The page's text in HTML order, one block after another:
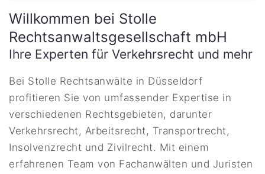
Willkommen bei Stolle
Rechtsanwaltsgesellschaft mbH
Ihre Experten für Verkehrsrecht und mehr
Bei Stolle Rechtsanwälte in Düsseldorf
profitieren Sie von umfassender Expertise in
verschiedenen Rechtsgebieten, darunter
Verkehrsrecht, Arbeitsrecht, Transportrecht,
Insolvenzrecht und Zivilrecht. Mit einem
erfahrenen Team von Fachanwälten und Juristen